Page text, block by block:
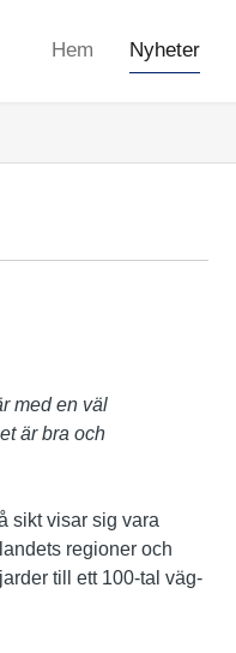
Hem Nyheter
med en väl
är bra och
sikt visar sig vara
regioner och
till ett 100-tal väg-